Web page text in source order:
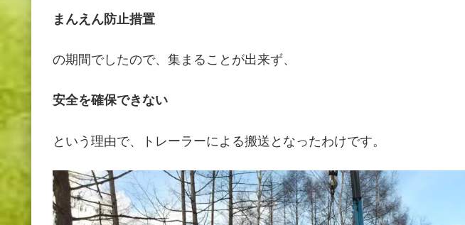
まんえん防止措置
の期間でしたので、集まることが出来ず、
安全を確保できない
という理由で、トレーラーによる搬送となったわけです。